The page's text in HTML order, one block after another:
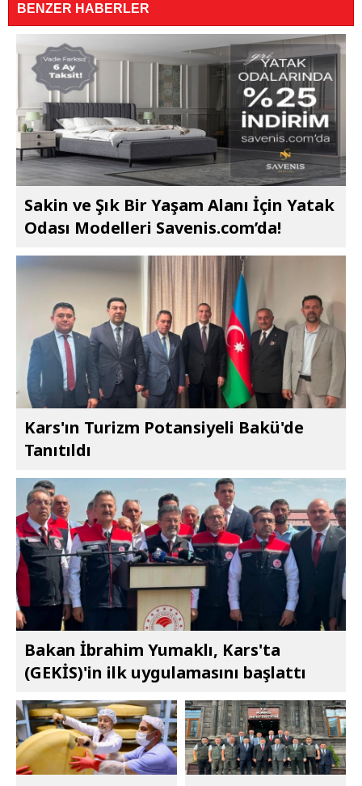
BENZER HABERLER
Sakin ve Şık Bir Yaşam Alanı İçin Yatak
Odası Modelleri Savenis.com’da!
Kars'ın Turizm Potansiyeli Bakü'de
Tanıtıldı
Bakan İbrahim Yumaklı, Kars'ta
(GEKİS)'in ilk uygulamasını başlattı